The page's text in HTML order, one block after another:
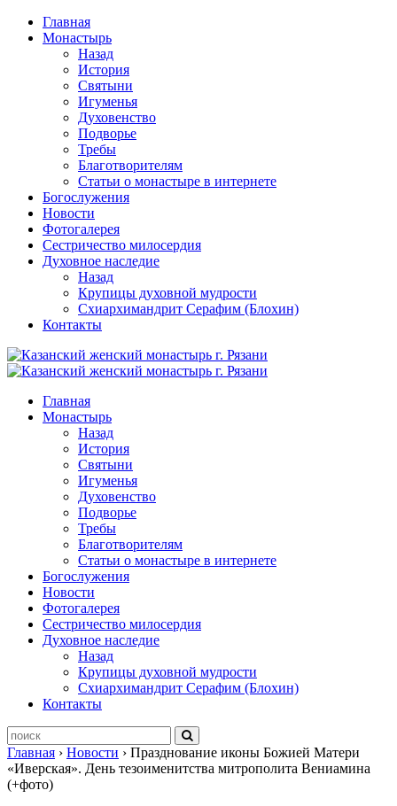
Перейти
содержимому
Главная
Монастырь
Назад
История
Святыни
Игуменья
Духовенство
Подворье
Требы
Благотворителям
Статьи о монастыре в интернете
Богослужения
Новости
Фотогалерея
Сестричество милосердия
Духовное наследие
Назад
Крупицы духовной мудрости
Схиархимандрит Серафим (Блохин)
Контакты
Главная
Монастырь
Назад
История
Святыни
Игуменья
Духовенство
Подворье
Требы
Благотворителям
Статьи о монастыре в интернете
Богослужения
Новости
Фотогалерея
Сестричество милосердия
Духовное наследие
Назад
Крупицы духовной мудрости
Схиархимандрит Серафим (Блохин)
Контакты
Главная › Новости › Празднование иконы Божией Матери
«Иверская». День тезоименитства митрополита Вениамина
(+фото)